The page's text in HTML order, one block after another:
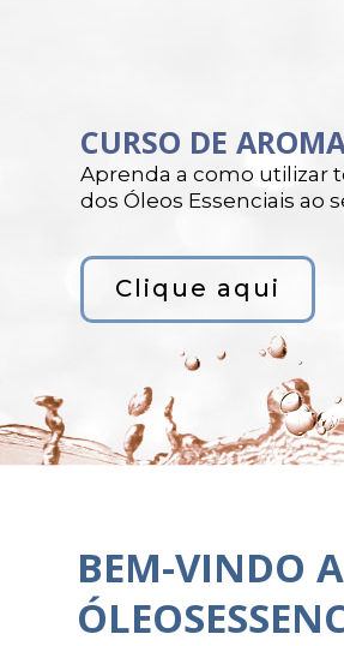
CURSO DE
Aprenda a como utilizar
dos Óleos Essenciais ao
Clique aqui
BEM-VINDO